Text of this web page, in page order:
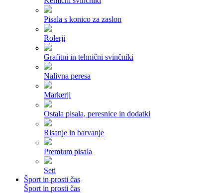
Pisala s konico za zaslon
Rolerji
Grafitni in tehnični svinčniki
Nalivna peresa
Markerji
Ostala pisala, peresnice in dodatki
Risanje in barvanje
Premium pisala
Seti
Šport in prosti čas
Šport in prosti čas